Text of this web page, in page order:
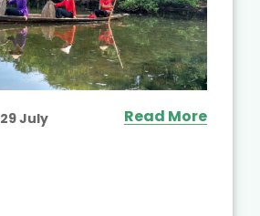
29 July
Read More